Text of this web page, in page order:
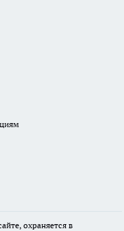
охраняется в